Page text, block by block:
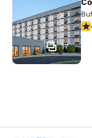
Comfort
17